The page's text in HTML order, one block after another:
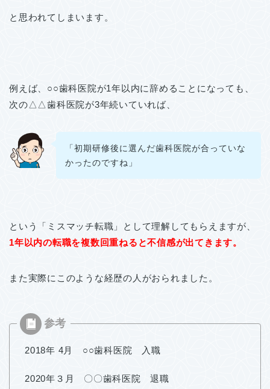
と思われてしまいます。
例えば、○○歯科医院が1年以内に辞めることになっても、
次の△△歯科医院が3年続いていれば、
「初期研修後に選んだ歯科医院が合っていな
かったのですね」
という「ミスマッチ転職」として理解してもらえますが、
1年以内の転職を複数回重ねると不信感が出てきます。
また実際にこのような経歴の人がおられました。
2018年 4月 ○○歯科医院 入職
2020年３月 〇〇歯科医院 退職